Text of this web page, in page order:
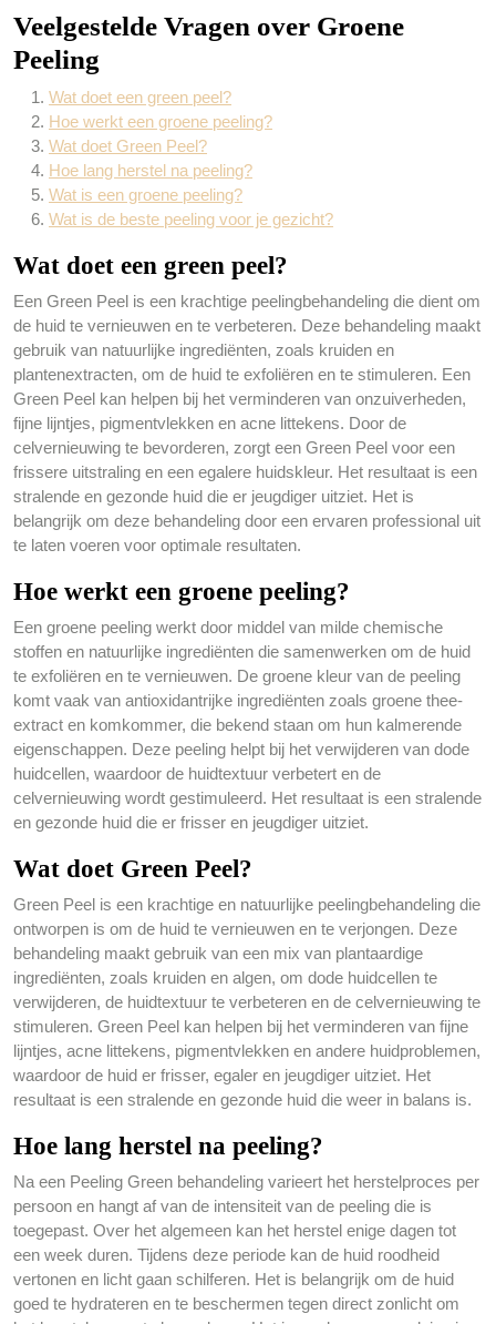
Veelgestelde Vragen over Groene
Peeling
Wat doet een green peel?
Hoe werkt een groene peeling?
Wat doet Green Peel?
Hoe lang herstel na peeling?
Wat is een groene peeling?
Wat is de beste peeling voor je gezicht?
Wat doet een green peel?
Een Green Peel is een krachtige peelingbehandeling die dient om
de huid te vernieuwen en te verbeteren. Deze behandeling maakt
gebruik van natuurlijke ingrediënten, zoals kruiden en
plantenextracten, om de huid te exfoliëren en te stimuleren. Een
Green Peel kan helpen bij het verminderen van onzuiverheden,
fijne lijntjes, pigmentvlekken en acne littekens. Door de
celvernieuwing te bevorderen, zorgt een Green Peel voor een
frissere uitstraling en een egalere huidskleur. Het resultaat is een
stralende en gezonde huid die er jeugdiger uitziet. Het is
belangrijk om deze behandeling door een ervaren professional uit
te laten voeren voor optimale resultaten.
Hoe werkt een groene peeling?
Een groene peeling werkt door middel van milde chemische
stoffen en natuurlijke ingrediënten die samenwerken om de huid
te exfoliëren en te vernieuwen. De groene kleur van de peeling
komt vaak van antioxidantrijke ingrediënten zoals groene thee-
extract en komkommer, die bekend staan om hun kalmerende
eigenschappen. Deze peeling helpt bij het verwijderen van dode
huidcellen, waardoor de huidtextuur verbetert en de
celvernieuwing wordt gestimuleerd. Het resultaat is een stralende
en gezonde huid die er frisser en jeugdiger uitziet.
Wat doet Green Peel?
Green Peel is een krachtige en natuurlijke peelingbehandeling die
ontworpen is om de huid te vernieuwen en te verjongen. Deze
behandeling maakt gebruik van een mix van plantaardige
ingrediënten, zoals kruiden en algen, om dode huidcellen te
verwijderen, de huidtextuur te verbeteren en de celvernieuwing te
stimuleren. Green Peel kan helpen bij het verminderen van fijne
lijntjes, acne littekens, pigmentvlekken en andere huidproblemen,
waardoor de huid er frisser, egaler en jeugdiger uitziet. Het
resultaat is een stralende en gezonde huid die weer in balans is.
Hoe lang herstel na peeling?
Na een Peeling Green behandeling varieert het herstelproces per
persoon en hangt af van de intensiteit van de peeling die is
toegepast. Over het algemeen kan het herstel enige dagen tot
een week duren. Tijdens deze periode kan de huid roodheid
vertonen en licht gaan schilferen. Het is belangrijk om de huid
goed te hydrateren en te beschermen tegen direct zonlicht om